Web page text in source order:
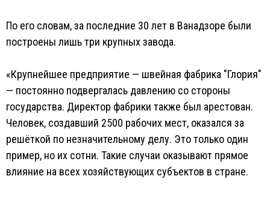
По его словам, за последние 30 лет в Ванадзоре были
построены лишь три крупных завода.
«Крупнейшее предприятие — швейная фабрика "Глория"
— постоянно подвергалась давлению со стороны
государства. Директор фабрики также был арестован.
Человек, создавший 2500 рабочих мест, оказался за
решёткой по незначительному делу. Это только один
пример, но их сотни. Такие случаи оказывают прямое
влияние на всех хозяйствующих субъектов в стране.